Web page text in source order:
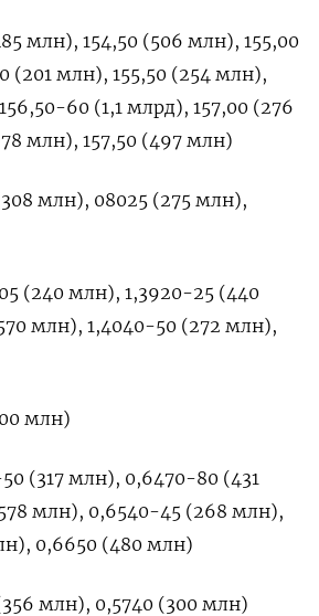
млн), 154,50 (506 млн), 155,00
(201 млн), 155,50 (254 млн),
60 (1,1 млрд), 157,00 (276
млн), 157,50 (497 млн)
млн), 08025 (275 млн),
(240 млн), 1,3920-25 (440
млн), 1,4040-50 (272 млн),
млн)
(317 млн), 0,6470-80 (431
млн), 0,6540-45 (268 млн),
0,6650 (480 млн)
млн), 0,5740 (300 млн)